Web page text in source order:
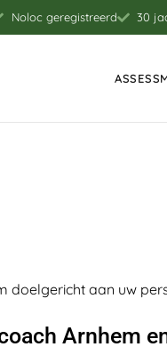
Noloc geregistreerd 30
doelgericht aan uw
Arnhem